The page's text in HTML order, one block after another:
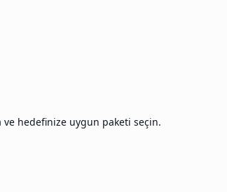
ve hedefinize uygun paketi seçin.